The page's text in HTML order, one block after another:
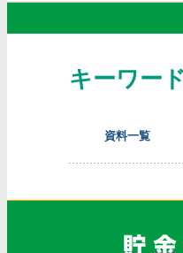
キーワー
資料一覧